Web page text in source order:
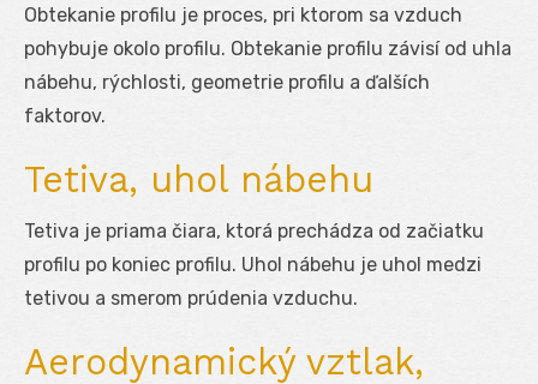
Obtekanie profilu je proces, pri ktorom sa vzduch
pohybuje okolo profilu. Obtekanie profilu závisí od uhla
nábehu, rýchlosti, geometrie profilu a ďalších
faktorov.
Tetiva, uhol nábehu
Tetiva je priama čiara, ktorá prechádza od začiatku
profilu po koniec profilu. Uhol nábehu je uhol medzi
tetivou a smerom prúdenia vzduchu.
Aerodynamický vztlak,